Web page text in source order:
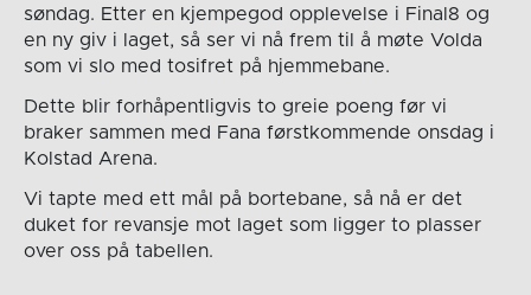
søndag. Etter en kjempegod opplevelse i Final8 og
en ny giv i laget, så ser vi nå frem til å møte Volda
som vi slo med tosifret på hjemmebane.
Dette blir forhåpentligvis to greie poeng før vi
braker sammen med Fana førstkommende onsdag i
Kolstad Arena.
Vi tapte med ett mål på bortebane, så nå er det
duket for revansje mot laget som ligger to plasser
over oss på tabellen.